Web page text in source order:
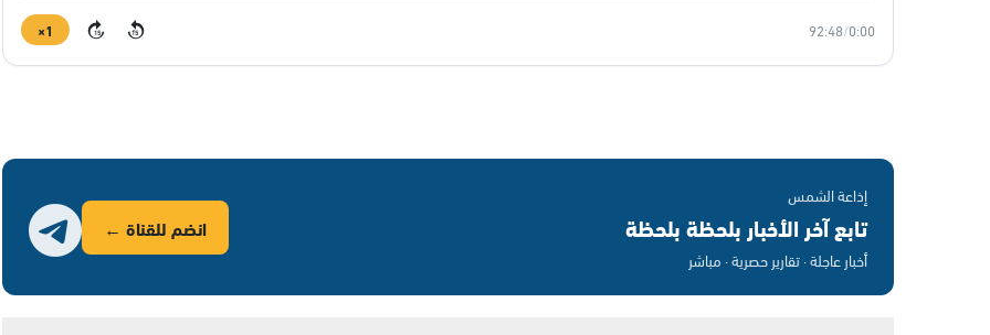
0:00
/
92:48
15
15
1×
إذاعة الشمس
تابع آخر الأخبار بلحظة بلحظة
أخبار عاجلة · تقارير حصرية · مباشر
انضم للقناة ←